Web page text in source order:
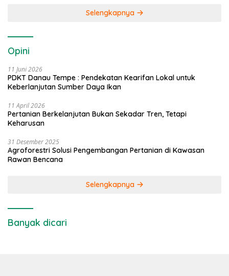
Selengkapnya
Opini
11 Juni 2026
PDKT Danau Tempe : Pendekatan Kearifan Lokal untuk
Keberlanjutan Sumber Daya Ikan
11 April 2026
Pertanian Berkelanjutan Bukan Sekadar Tren, Tetapi
Keharusan
31 Desember 2025
Agroforestri Solusi Pengembangan Pertanian di Kawasan
Rawan Bencana
Selengkapnya
Banyak dicari